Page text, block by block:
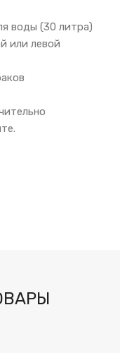
воды (30 литра)
или левой